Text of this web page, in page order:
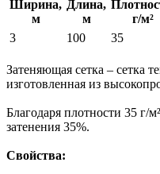
Ширина,
м
Длина,
м
г/м²
3
100 35
Затеняющая сетка – сетка
изготовленная из
Благодаря плотности 35 г/
затенения 35%.
Свойства: